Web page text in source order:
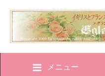
メニュー